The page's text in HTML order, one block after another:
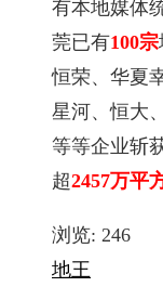
有本地媒体
莞已有100宗
恒荣、华夏
星河、恒大
等等企业斩
超2457万平
浏览: 246
地王